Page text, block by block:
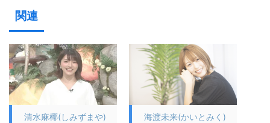
関連
清水麻椰(しみずまや)
海渡未来(かいとみく)